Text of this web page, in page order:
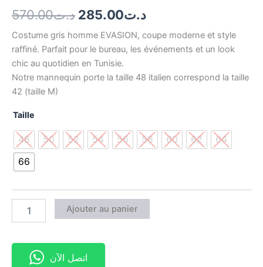
د.ت570.00 د.ت285.00
Costume gris homme EVASION, coupe moderne et style
raffiné. Parfait pour le bureau, les événements et un look
chic au quotidien en Tunisie.
Notre mannequin porte la taille 48 italien correspond la taille
42 (taille M)
Taille
48 50 52 54 56 58 60 62
64
66
Ajouter au panier
اتصل الآن